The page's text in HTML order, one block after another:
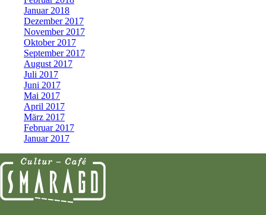
Januar 2018
Dezember 2017
November 2017
Oktober 2017
September 2017
August 2017
Juli 2017
Juni 2017
Mai 2017
April 2017
März 2017
Februar 2017
Januar 2017